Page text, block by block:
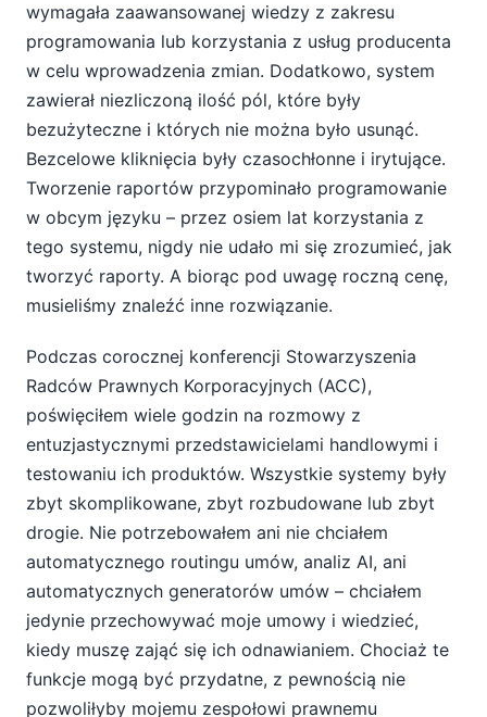
wymagała zaawansowanej wiedzy z zakresu
programowania lub korzystania z usług producenta
w celu wprowadzenia zmian. Dodatkowo, system
zawierał niezliczoną ilość pól, które były
bezużyteczne i których nie można było usunąć.
Bezcelowe kliknięcia były czasochłonne i irytujące.
Tworzenie raportów przypominało programowanie
w obcym języku – przez osiem lat korzystania z
tego systemu, nigdy nie udało mi się zrozumieć, jak
tworzyć raporty. A biorąc pod uwagę roczną cenę,
musieliśmy znaleźć inne rozwiązanie.
Podczas corocznej konferencji Stowarzyszenia
Radców Prawnych Korporacyjnych (ACC),
poświęciłem wiele godzin na rozmowy z
entuzjastycznymi przedstawicielami handlowymi i
testowaniu ich produktów. Wszystkie systemy były
zbyt skomplikowane, zbyt rozbudowane lub zbyt
drogie. Nie potrzebowałem ani nie chciałem
automatycznego routingu umów, analiz AI, ani
automatycznych generatorów umów – chciałem
jedynie przechowywać moje umowy i wiedzieć,
kiedy muszę zająć się ich odnawianiem. Chociaż te
funkcje mogą być przydatne, z pewnością nie
pozwoliłyby mojemu zespołowi prawnemu